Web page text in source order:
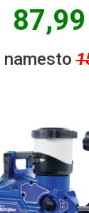
namesto